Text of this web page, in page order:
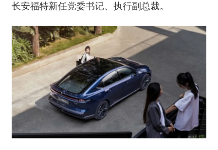
长安福特新任党委书记、执行副总裁。